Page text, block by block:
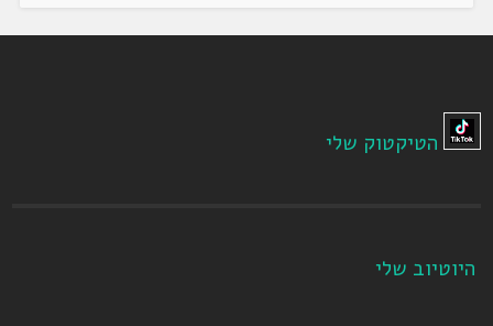
הטיקטוק שלי
היוטיוב שלי